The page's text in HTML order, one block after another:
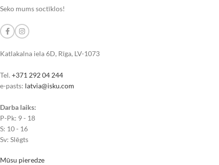
Seko mums soctīklos!
Katlakalna iela 6D, Rīga, LV-1073
Tel. +371 292 04 244
e-pasts: latvia@isku.com
Darba laiks:
P-Pk: 9 - 18
S: 10 - 16
Sv: Slēgts
Mūsu pieredze